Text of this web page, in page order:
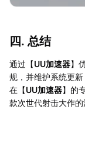
四. 总结
通过【UU加速器】
规，并维护系统更
在【UU加速器】的
款次世代射击大作的